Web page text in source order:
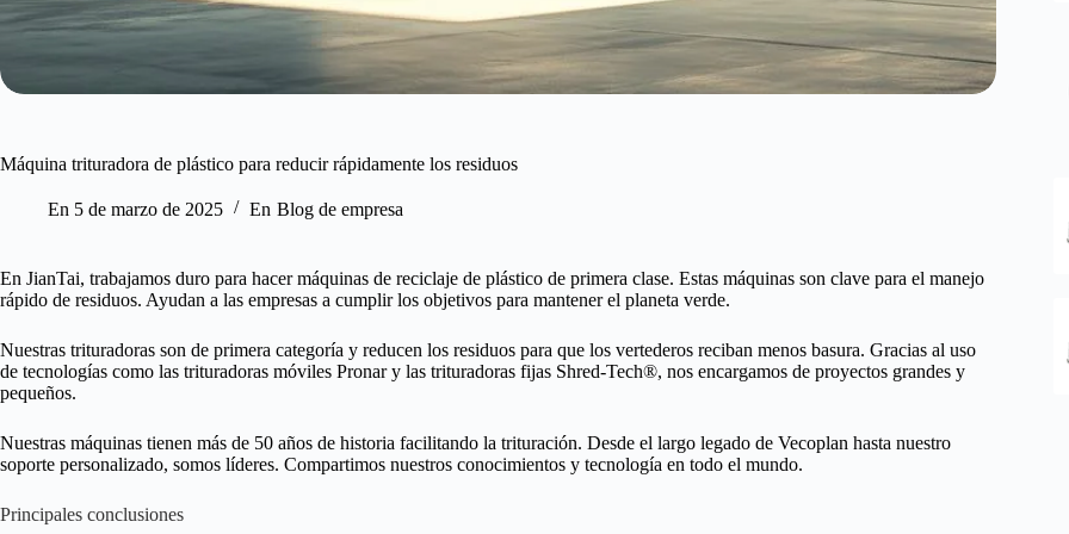
Máquina trituradora de plástico para reducir rápidamente los residuos
En 5 de marzo de 2025 En Blog de empresa
En JianTai, trabajamos duro para hacer máquinas de reciclaje de plástico de primera clase. Estas máquinas son clave para el manejo
rápido de residuos. Ayudan a las empresas a cumplir los objetivos para mantener el planeta verde.
Nuestras trituradoras son de primera categoría y reducen los residuos para que los vertederos reciban menos basura. Gracias al uso
de tecnologías como las trituradoras móviles Pronar y las trituradoras fijas Shred-Tech®, nos encargamos de proyectos grandes y
pequeños.
Nuestras máquinas tienen más de 50 años de historia facilitando la trituración. Desde el largo legado de Vecoplan hasta nuestro
soporte personalizado, somos líderes. Compartimos nuestros conocimientos y tecnología en todo el mundo.
Principales conclusiones